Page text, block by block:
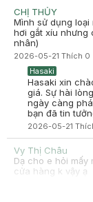
CHỊ THỦY
Mình sử dụng
hơi gắt xíu nhưng
nhân)
2026-05-21 Thích 0
Hasaki
Hasaki xin
giá. Sự hài
ngày càng
bạn đã tin
2026-05-21
Vy Thị Châu
Dạ cho e hỏi mấy
cửa hàng k vậy ạ